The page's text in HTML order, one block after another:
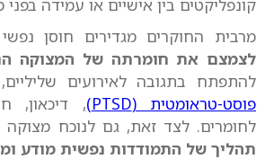
קונפליקטים בין אישיים או עמידה בפני
מרבית החוקרים מגדירים חוסן
לצמצם את חומרתה של המצוקה
להתפתח בתגובה לאירועים
פוסט-טראומטית (PTSD)
, דיכאון,
לחומרים. לצד זאת, גם לנוכח
תהליך של התמודדות נפשית מודע